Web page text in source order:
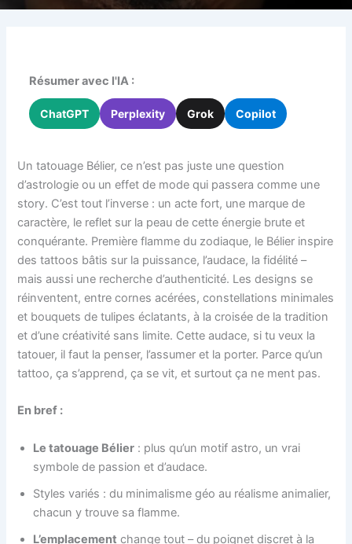
Résumer avec l'IA :
ChatGPT Perplexity Grok Copilot
Un tatouage Bélier, ce n’est pas juste une question
d’astrologie ou un effet de mode qui passera comme une
story. C’est tout l’inverse : un acte fort, une marque de
caractère, le reflet sur la peau de cette énergie brute et
conquérante. Première flamme du zodiaque, le Bélier inspire
des tattoos bâtis sur la puissance, l’audace, la fidélité –
mais aussi une recherche d’authenticité. Les designs se
réinventent, entre cornes acérées, constellations minimales
et bouquets de tulipes éclatants, à la croisée de la tradition
et d’une créativité sans limite. Cette audace, si tu veux la
tatouer, il faut la penser, l’assumer et la porter. Parce qu’un
tattoo, ça s’apprend, ça se vit, et surtout ça ne ment pas.
En bref :
Le tatouage Bélier : plus qu’un motif astro, un vrai
symbole de passion et d’audace.
Styles variés : du minimalisme géo au réalisme animalier,
chacun y trouve sa flamme.
L’emplacement change tout – du poignet discret à la